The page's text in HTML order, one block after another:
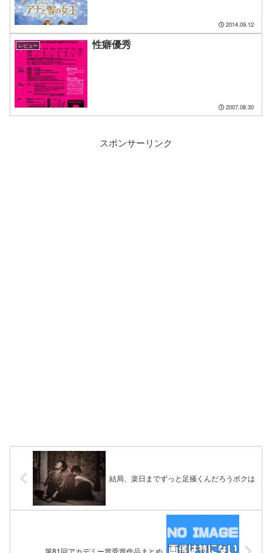
2014.09.12
レビュー 性癖優秀
2007.08.30
スポンサーリンク
結局、楽日までずっと足掻くんだろうボクは
第81回アカデミー賞受賞作品まとめ